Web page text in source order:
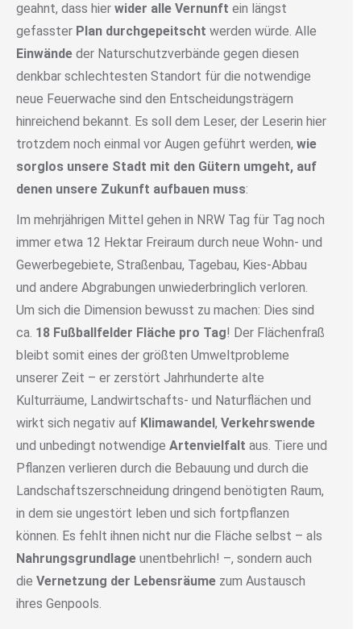
geahnt, dass hier wider alle Vernunft ein längst
gefasster Plan durchgepeitscht werden würde. Alle
Einwände der Naturschutzverbände gegen diesen
denkbar schlechtesten Standort für die notwendige
neue Feuerwache sind den Entscheidungsträgern
hinreichend bekannt. Es soll dem Leser, der Leserin hier
trotzdem noch einmal vor Augen geführt werden, wie
sorglos unsere Stadt mit den Gütern umgeht, auf
denen unsere Zukunft aufbauen muss:
Im mehrjährigen Mittel gehen in NRW Tag für Tag noch
immer etwa 12 Hektar Freiraum durch neue Wohn- und
Gewerbegebiete, Straßenbau, Tagebau, Kies-Abbau
und andere Abgrabungen unwiederbringlich verloren.
Um sich die Dimension bewusst zu machen: Dies sind
ca. 18 Fußballfelder Fläche pro Tag! Der Flächenfraß
bleibt somit eines der größten Umweltprobleme
unserer Zeit – er zerstört Jahrhunderte alte
Kulturräume, Landwirtschafts- und Naturflächen und
wirkt sich negativ auf Klimawandel, Verkehrswende
und unbedingt notwendige Artenvielfalt aus. Tiere und
Pflanzen verlieren durch die Bebauung und durch die
Landschaftszerschneidung dringend benötigten Raum,
in dem sie ungestört leben und sich fortpflanzen
können. Es fehlt ihnen nicht nur die Fläche selbst – als
Nahrungsgrundlage unentbehrlich! –, sondern auch
die Vernetzung der Lebensräume zum Austausch
ihres Genpools.